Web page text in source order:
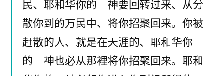
民、耶和华你的 神要回转过来、从分
散你到的万民中、将你招聚回来。你被
赶散的人、就是在天涯的、耶和华你
的 神也必从那裡将你招聚回来。耶和